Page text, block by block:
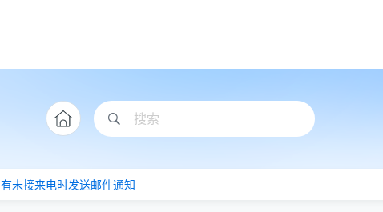
有未接来电时发送邮件通知